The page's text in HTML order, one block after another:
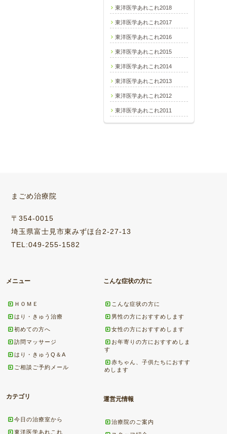
東洋医学あれこれ2018
東洋医学あれこれ2017
東洋医学あれこれ2016
東洋医学あれこれ2015
東洋医学あれこれ2014
東洋医学あれこれ2013
東洋医学あれこれ2012
東洋医学あれこれ2011
まごめ治療院
〒354-0015
埼玉県富士見市東みずほ台2-27-13
TEL:049-255-1582
メニュー
ＨＯＭＥ
はり・きゅう治療
初めての方へ
訪問マッサージ
はり・きゅうQ＆A
ご相談ご予約メール
こんな症状の方に
こんな症状の方に
男性の方におすすめします
女性の方におすすめします
お年寄りの方におすすめしま
す
赤ちゃん、子供たちにおすす
めします
カテゴリ
今日の治療室から
東洋医学あれこれ
運営元情報
治療院のご案内